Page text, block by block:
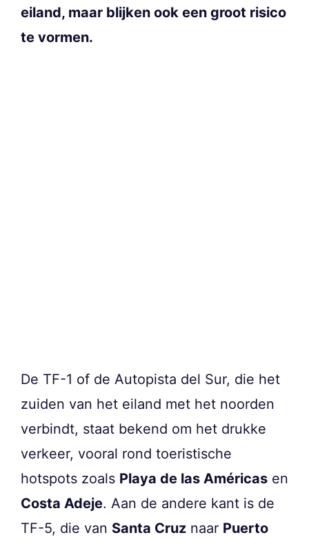
eiland, maar blijken ook een groot risico
te vormen.
De TF-1 of de Autopista del Sur, die het
zuiden van het eiland met het noorden
verbindt, staat bekend om het drukke
verkeer, vooral rond toeristische
hotspots zoals Playa de las Américas en
Costa Adeje. Aan de andere kant is de
TF-5, die van Santa Cruz naar Puerto